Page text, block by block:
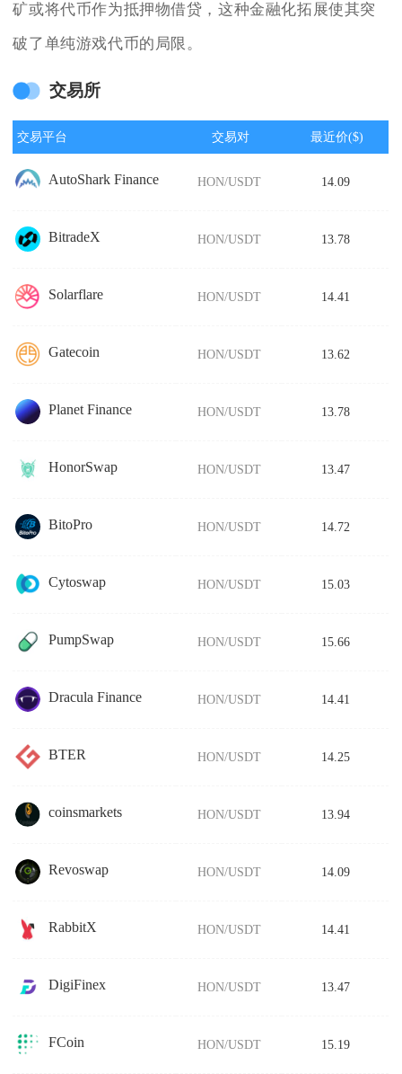
矿或将代币作为抵押物借贷，这种金融化拓展使其突
破了单纯游戏代币的局限。
交易所
交易平台 交易对 最近价($)
AutoShark Finance HON/USDT 14.09
BitradeX HON/USDT 13.78
Solarflare HON/USDT 14.41
Gatecoin HON/USDT 13.62
Planet Finance HON/USDT 13.78
HonorSwap HON/USDT 13.47
BitoPro HON/USDT 14.72
Cytoswap HON/USDT 15.03
PumpSwap HON/USDT 15.66
Dracula Finance HON/USDT 14.41
BTER HON/USDT 14.25
coinsmarkets HON/USDT 13.94
Revoswap HON/USDT 14.09
RabbitX HON/USDT 14.41
DigiFinex HON/USDT 13.47
FCoin HON/USDT 15.19